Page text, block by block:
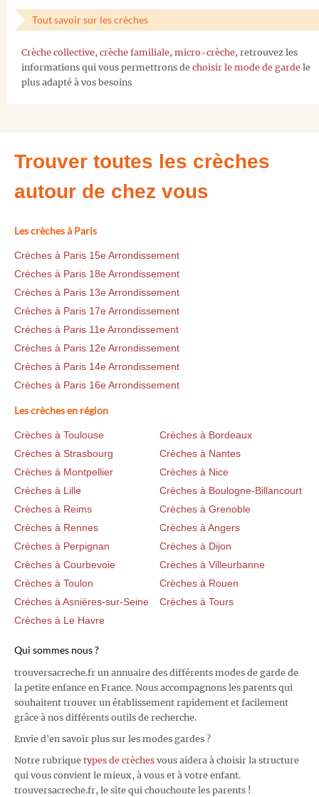
Tout savoir sur les crèches
Crèche collective, crèche familiale, micro-crèche, retrouvez les
informations qui vous permettrons de choisir le mode de garde le
plus adapté à vos besoins
Trouver toutes les crèches
autour de chez vous
Les crèches à Paris
Crèches à Paris 15e Arrondissement
Crèches à Paris 18e Arrondissement
Crèches à Paris 13e Arrondissement
Crèches à Paris 17e Arrondissement
Crèches à Paris 11e Arrondissement
Crèches à Paris 12e Arrondissement
Crèches à Paris 14e Arrondissement
Crèches à Paris 16e Arrondissement
Les crèches en région
Crèches à Toulouse
Crèches à Bordeaux
Crèches à Strasbourg
Crèches à Nantes
Crèches à Montpellier
Crèches à Nice
Crèches à Lille
Crèches à Boulogne-Billancourt
Crèches à Reims
Crèches à Grenoble
Crèches à Rennes
Crèches à Angers
Crèches à Perpignan
Crèches à Dijon
Crèches à Courbevoie
Crèches à Villeurbanne
Crèches à Toulon
Crèches à Rouen
Crèches à Asnières-sur-Seine
Crèches à Tours
Crèches à Le Havre
Qui sommes nous ?
trouversacreche.fr un annuaire des différents modes de garde de
la petite enfance en France. Nous accompagnons les parents qui
souhaitent trouver un établissement rapidement et facilement
grâce à nos différents outils de recherche.
Envie d'en savoir plus sur les modes gardes ?
Notre rubrique types de crèches vous aidera à choisir la structure
qui vous convient le mieux, à vous et à votre enfant.
trouversacreche.fr, le site qui chouchoute les parents !